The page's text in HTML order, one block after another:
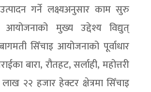
गर्ने लक्ष्यअनुसार काम सुरु
मुख्य उद्देश्य विद्युत्
सिँचाइ आयोजनाको पूर्वाधार
बारा, रौतहट, सर्लाही, महोत्तरी
२२ हजार हेक्टर क्षेत्रमा सिँचाइ